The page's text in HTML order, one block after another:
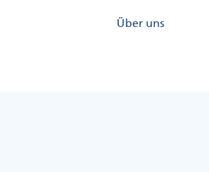
Kopfzeile
Über uns